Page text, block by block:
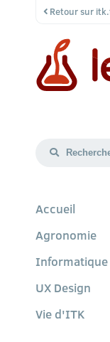
Retour sur
Accueil
Agronomie
Informatique
UX Design
Vie d'ITK